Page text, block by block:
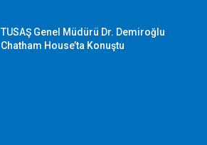
TUSAŞ Genel Müdürü Dr. Demiroğlu
Chatham House’ta Konuştu